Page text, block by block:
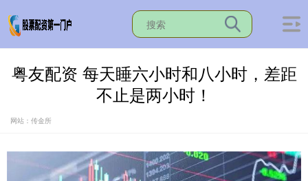
粤友配资 每天睡六小时和八小时，差距
不止是两小时！
网站：传金所